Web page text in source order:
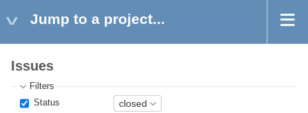
Jump to a project...
Issues
Filters
Status